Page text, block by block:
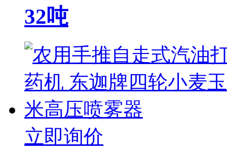
32吨
立即询价